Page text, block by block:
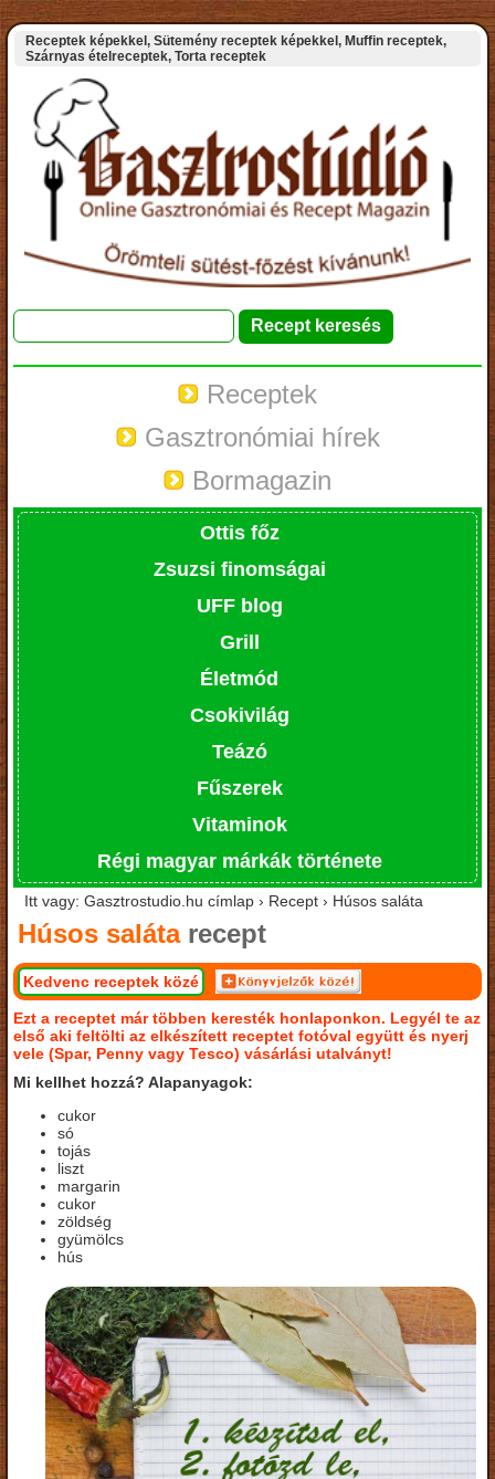
Receptek képekkel, Sütemény receptek képekkel, Muffin receptek,
Szárnyas ételreceptek, Torta receptek
Receptek
Gasztronómiai hírek
Bormagazin
Ottis főz
Zsuzsi finomságai
UFF blog
Grill
Életmód
Csokivilág
Teázó
Fűszerek
Vitaminok
Régi magyar márkák története
Itt vagy: Gasztrostudio.hu címlap › Recept › Húsos saláta
Húsos salátarecept
Kedvenc receptek közé
Ezt a receptet már többen keresték honlaponkon. Legyél te az
első aki feltölti az elkészített receptet fotóval együtt és nyerj
vele (Spar, Penny vagy Tesco) vásárlási utalványt!
Mi kellhet hozzá? Alapanyagok:
cukor
só
tojás
liszt
margarin
cukor
zöldség
gyümölcs
hús